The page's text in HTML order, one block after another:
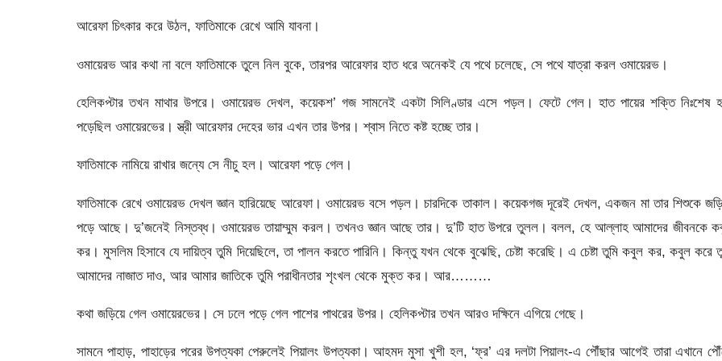
আরেফা চিৎকার করে উঠল, ফাতিমাকে রেখে আমি যাবনা।
ওমায়েরভ আর কথা না বলে ফাতিমাকে তুলে নিল বুকে, তারপর আরেফার হাত ধরে অনেকই যে পথে চলেছে, সে পথে যাত্রা করল ওমায়েরভ।
হেলিকপ্টার তখন মাথার উপরে। ওমায়েরভ দেখল, কয়েকশ’ গজ সামনেই একটা সিলিণ্ডার এসে পড়ল। ফেটে গেল। হাত পায়ের শক্তি নিঃশেষ
পড়েছিল ওমায়েরভের। স্ত্রী আরেফার দেহের ভার এখন তার উপর। শ্বাস নিতে কষ্ট হচ্ছে তার।
ফাতিমাকে নামিয়ে রাখার জন্যে সে নীচু হল। আরেফা পড়ে গেল।
ফাতিমাকে রেখে ওমায়েরভ দেখল জ্ঞান হারিয়েছে আরেফা। ওমায়েরভ বসে পড়ল। চারদিকে তাকাল। কয়েকগজ দূরেই দেখল, একজন মা তার শিশুকে
পড়ে আছে। দু’জনেই নিস্তব্ধ। ওমায়েরভ তায়াম্মুম করল। তখনও জ্ঞান আছে তার। দু’টি হাত উপরে তুলল। বলল, হে আল্লাহ আমাদের জীবনকে
কর। মুসলিম হিসাবে যে দায়িত্ব তুমি দিয়েছিলে, তা পালন করতে পারিনি। কিন্তু যখন থেকে বুঝেছি, চেষ্টা করেছি। এ চেষ্টা তুমি কবুল কর, কবুল করে
আমাদের নাজাত দাও, আর আমার জাতিকে তুমি পরাধীনতার শৃংখল থেকে মুক্ত কর। আর………
কথা জড়িয়ে গেল ওমায়েরভের। সে ঢলে পড়ে গেল পাশের পাথরের উপর। হেলিকপ্টার তখন আরও দক্ষিনে এগিয়ে গেছে।
সামনে পাহাড়, পাহাড়ের পরের উপত্যকা পেরুলেই পিয়ালং উপত্যকা। আহমদ মুসা খুশী হল, ‘ফ্র’ এর দলটা পিয়ালং-এ পৌঁছার আগেই তারা এখানে